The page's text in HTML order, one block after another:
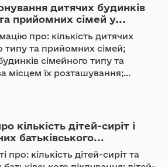
дитячих будинків
прийомних сімей у...
про: кількість дитячих
типу та прийомних сімей;
сімейного типу та
місцем їх розташування;...
кількість дітей-сиріт і
батьківського...
про: кількість дітей-сиріт та